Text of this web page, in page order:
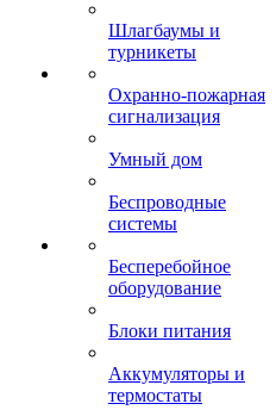
Шлагбаумы и
турникеты
Охранно-пожарная
сигнализация
Умный дом
Беспроводные
системы
Бесперебойное
оборудование
Блоки питания
Аккумуляторы и
термостаты